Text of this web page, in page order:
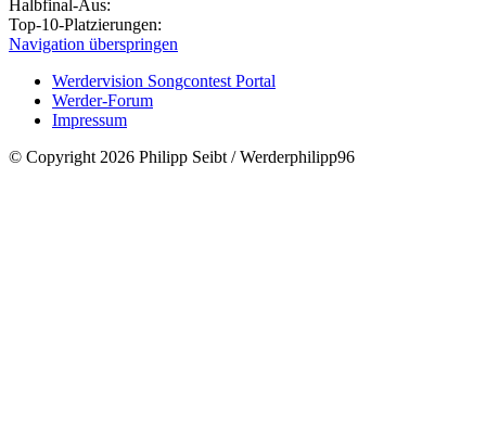
Halbfinal-Aus:
Top-10-Platzierungen:
Navigation überspringen
Werdervision Songcontest Portal
Werder-Forum
Impressum
© Copyright 2026 Philipp Seibt / Werderphilipp96